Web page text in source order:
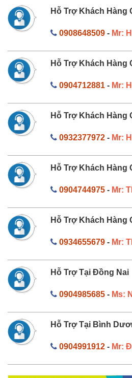
Hỗ Trợ Khách Hàng
0908648509- Mr:
Hỗ Trợ Khách Hàng
0904712881- Mr:
Hỗ Trợ Khách Hàng
0932377972- Mr:
Hỗ Trợ Khách Hàng
0904744975- Mr:
Hỗ Trợ Khách Hàng
0934655679- Mr:
Hỗ Trợ Tại Đồng Nai
0904985685- Ms:
Hỗ Trợ Tại Bình
0904991912- Mr: